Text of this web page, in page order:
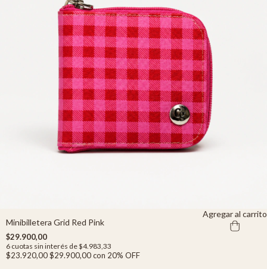
Minibilletera Grid Red Pink
$29.900,00
6 cuotas sin interés de$4.983,33
$23.920,00$29.900,00con 20% OFF
Agregar al carrito